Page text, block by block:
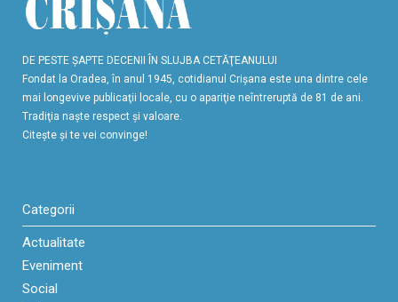
DE PESTE ŞAPTE DECENII ÎN SLUJBA CETĂŢEANULUI
Fondat la Oradea, în anul 1945, cotidianul Crişana este una dintre cele
mai longevive publicaţii locale, cu o apariţie neîntreruptă de 81 de ani.
Tradiţia naşte respect şi valoare.
Citeşte şi te vei convinge!
Categorii
Actualitate
Eveniment
Social